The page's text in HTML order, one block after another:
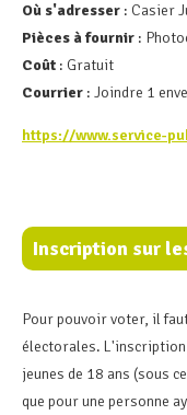
Où s'adresser : Casier
Pièces à fournir :
Coût : Gratuit
Courrier : Joindre 1
https://www.service-
Inscription sur
Pour pouvoir voter, il
électorales.
jeunes de 18 ans (sous
que pour une personne